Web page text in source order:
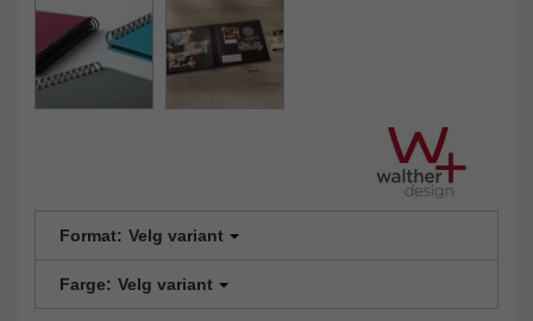
Format: Velg variant
Farge: Velg variant